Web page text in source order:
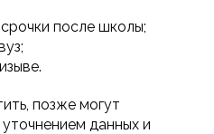
после школы;
позже могут
данных и